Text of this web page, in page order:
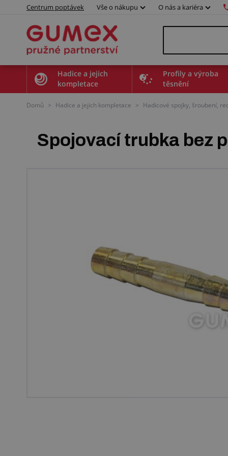
Centrum poptávek Vše o nákupu O nás a kariéra
Hadice a jejich
kompletace
Profily a výroba
těsnění
Domů > Hadice a jejich kompletace > Hadicové spojky, šroubení,
Spojovací trubka bez